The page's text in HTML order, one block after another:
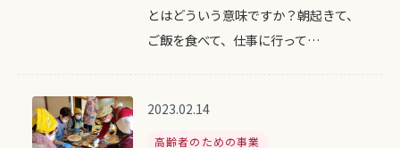
とはどういう意味ですか？朝起きて、
ご飯を食べて、仕事に行って…
2023.02.14
高齢者のための事業